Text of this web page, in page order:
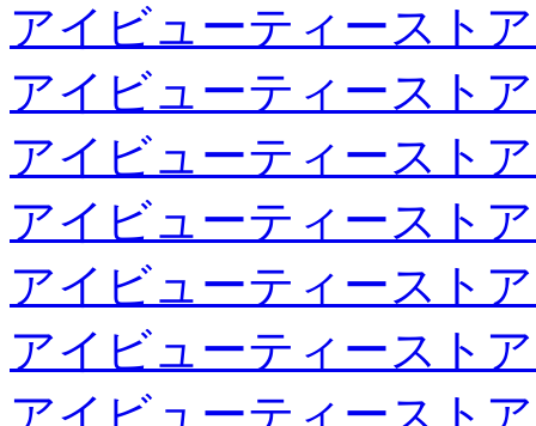
アイビューティースト
アイビューティースト
アイビューティースト
アイビューティースト
アイビューティースト
アイビューティースト
アイビューティースト